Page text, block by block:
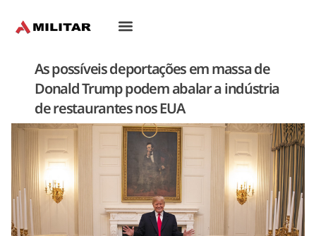
As possíveis deportações em massa de
Donald Trump podem abalar a indústria
de restaurantes nos EUA